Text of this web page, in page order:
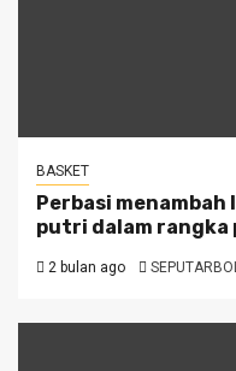
BASKET
Perbasi
putri dalam rangka
2 bulan ago